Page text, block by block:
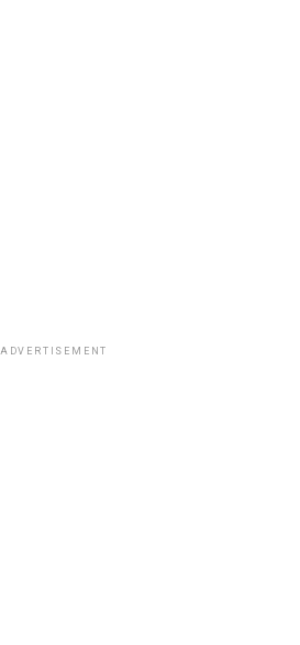
ADVERTISEMENT